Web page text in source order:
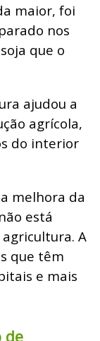
maior, foi
nos
que o
ajudou a
agrícola,
do interior
melhora da
está
A
que têm
e mais
de